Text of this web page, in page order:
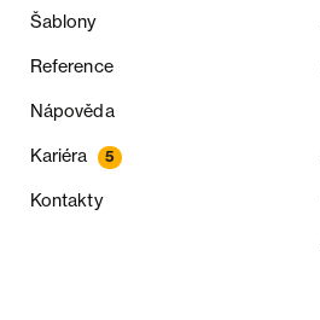
Šablony
Reference
Nápověda
Kariéra 5
Kontakty